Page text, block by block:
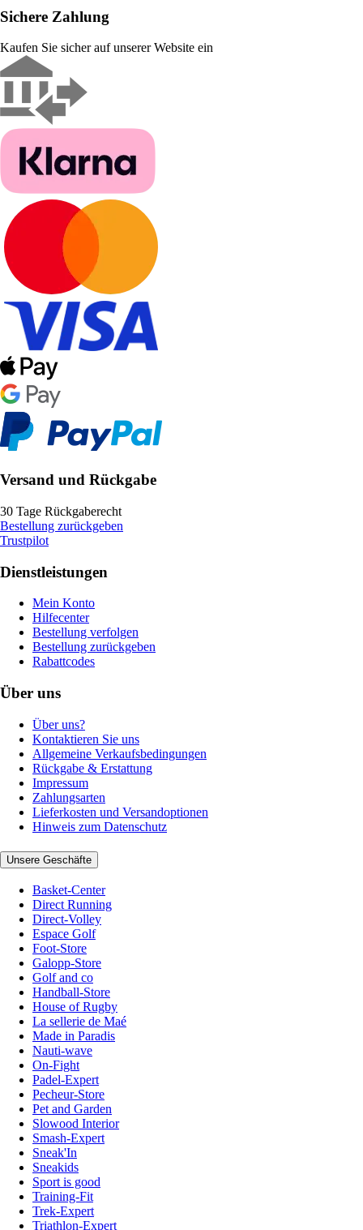
Sichere Zahlung
Kaufen Sie sicher auf unserer Website ein
Versand und Rückgabe
30 Tage Rückgaberecht
Bestellung zurückgeben
Trustpilot
Dienstleistungen
Mein Konto
Hilfecenter
Bestellung verfolgen
Bestellung zurückgeben
Rabattcodes
Über uns
Über uns?
Kontaktieren Sie uns
Allgemeine Verkaufsbedingungen
Rückgabe & Erstattung
Impressum
Zahlungsarten
Lieferkosten und Versandoptionen
Hinweis zum Datenschutz
Unsere Geschäfte
Basket-Center
Direct Running
Direct-Volley
Espace Golf
Foot-Store
Galopp-Store
Golf and co
Handball-Store
House of Rugby
La sellerie de Maé
Made in Paradis
Nauti-wave
On-Fight
Padel-Expert
Pecheur-Store
Pet and Garden
Slowood Interior
Smash-Expert
Sneak'In
Sneakids
Sport is good
Training-Fit
Trek-Expert
Triathlon-Expert